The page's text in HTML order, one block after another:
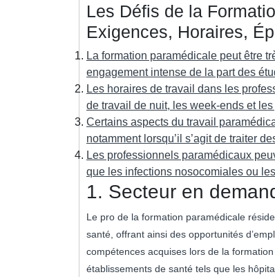
Les Défis de la
Exigences, Horaires,
La formation paramédicale peut être
engagement intense de la part des
Les horaires de travail dans les
de travail de nuit, les week-ends et
Certains aspects du travail
notamment lorsqu’il s’agit de traiter
Les professionnels paramédicaux
que les infections nosocomiales ou
1. Secteur en
Le pro de la formation paramédicale
santé, offrant ainsi des opportunités
compétences acquises lors de la
établissements de santé tels que les